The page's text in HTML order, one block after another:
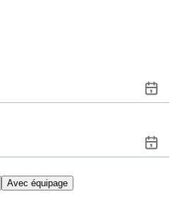
Avec équipage